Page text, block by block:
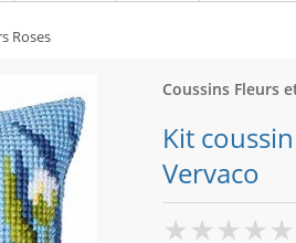
Roses
Coussins Fleurs
Kit
Vervaco